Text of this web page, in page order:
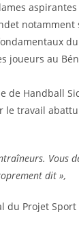
joueurs au
de Handball
travail
Vous
dit »,
du Projet